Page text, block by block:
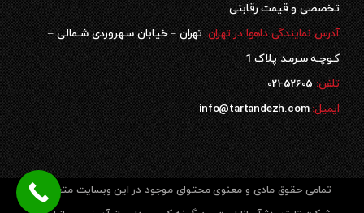
تخصصی و قیمت رقابتی.
آدرس نمایندگی داهوا در تهران:تهران – خیابان سـهروردی شـمالی –
کـوچـه سـرمـد پلاک 1
تلفن:52605-021
ایمیل:info@tartandezh.com
تمامی حقوق مادی و معنوی محتوای موجود در این وبسایت متعلق به